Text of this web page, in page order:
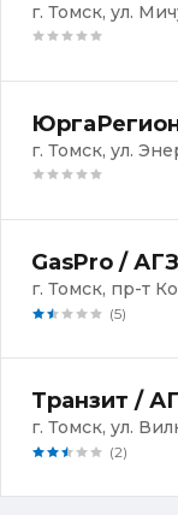
г. Томск, ул.
г. Томск, ул.
GasPro /
г. Томск, пр-т
(5)
Транзит /
г. Томск, ул.
(2)